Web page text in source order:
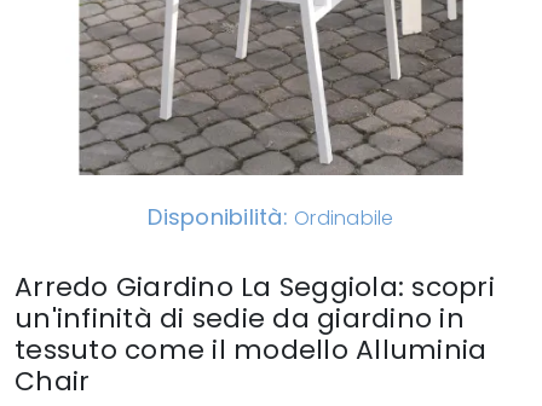
Disponibilità: Ordinabile
Arredo Giardino La Seggiola: scopri
un'infinità di sedie da giardino in
tessuto come il modello Alluminia
Chair